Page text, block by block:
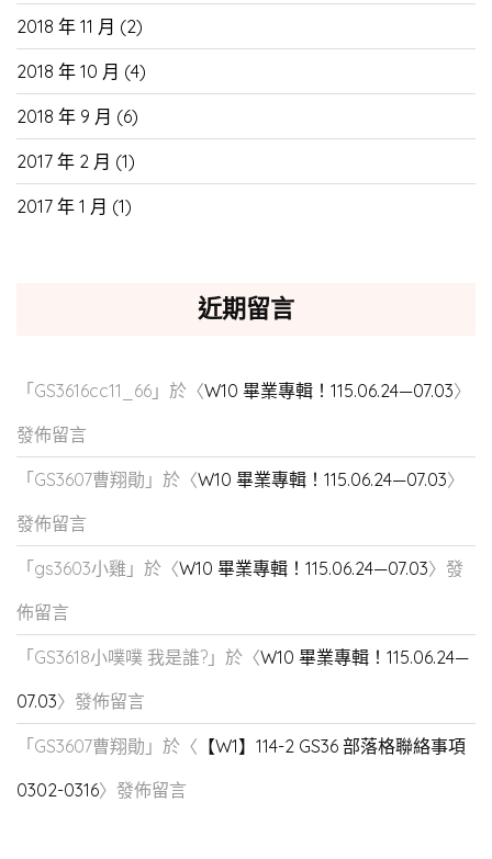
2018 年 11 月 (2)
2018 年 10 月 (4)
2018 年 9 月 (6)
2017 年 2 月 (1)
2017 年 1 月 (1)
近期留言
「 GS3616cc11_66 」於〈W10 畢業專輯！115.06.24—07.03〉
發佈留言
「 GS3607曹翔勛 」於〈W10 畢業專輯！115.06.24—07.03〉
發佈留言
「 gs3603小雞 」於〈W10 畢業專輯！115.06.24—07.03〉發
佈留言
「 GS3618小噗噗 我是誰? 」於〈W10 畢業專輯！115.06.24—
07.03〉發佈留言
「 GS3607曹翔勛 」於〈 【W1】114-2 GS36 部落格聯絡事項
0302-0316〉發佈留言